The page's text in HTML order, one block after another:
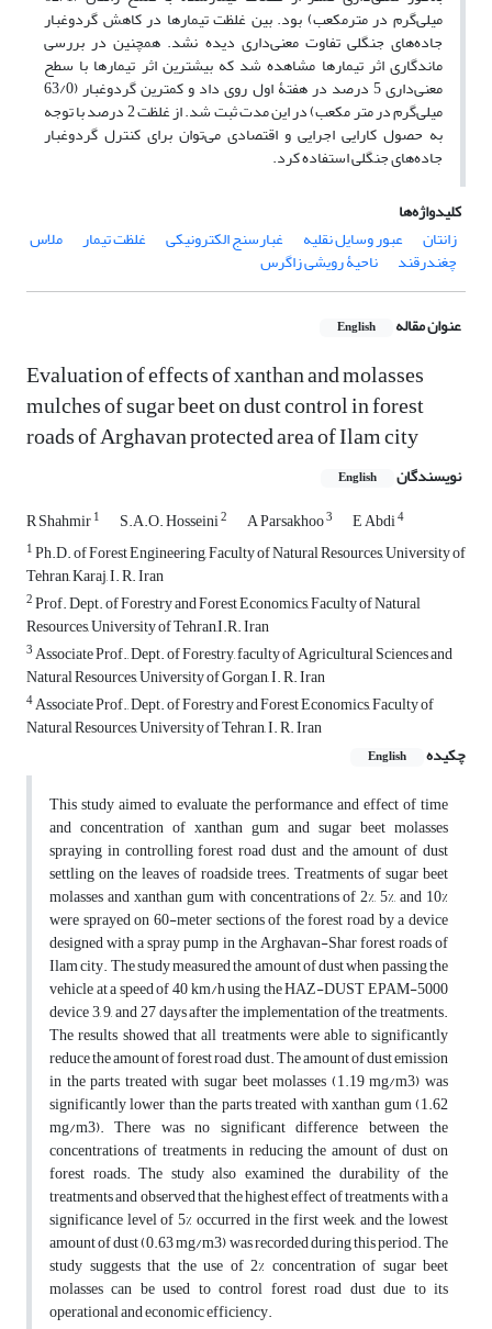
میلی‌گرم در مترمکعب) بود. بین غلظت تیمارها در کاهش گردوغبار
جاده‌های جنگلی تفاوت معنی‌داری دیده نشد. همچنین در بررسی
ماندگاری اثر تیمارها مشاهده شد که بیشترین اثر تیمارها با سطح
معنی‌داری 5 درصد در هفتۀ اول روی داد و کمترین گردوغبار (63/0
میلی‌گرم در متر مکعب) در این مدت ثبت شد. از غلظت 2 درصد با توجه
به حصول کارایی اجرایی و اقتصادی می‌توان برای کنترل گردوغبار
جاده‌های جنگلی استفاده کرد.
کلیدواژه‌ها
زانتان
عبور وسایل نقلیه غبارسنج الکترونیکی غلظت تیمار ملاس
چغندرقند ناحیۀ رویشی زاگرس
عنوان مقاله English
Evaluation of effects of xanthan and molasses
mulches of sugar beet on dust control in forest
roads of Arghavan protected area of Ilam city
نویسندگان English
R Shahmir1 S.A.O. Hosseini2 A Parsakhoo3 E Abdi4
1Ph.D. of Forest Engineering, Faculty of Natural Resources, University of
Tehran, Karaj, I. R. Iran
2Prof. Dept. of Forestry and Forest Economics, Faculty of Natural
Resources, University of Tehran,I.R. Iran
3Associate Prof., Dept. of Forestry, faculty of Agricultural Sciences and
Natural Resources, University of Gorgan, I. R. Iran
4Associate Prof., Dept. of Forestry and Forest Economics, Faculty of
Natural Resources, University of Tehran, I. R. Iran
چکیده
English
This study aimed to evaluate the performance and effect of time
and concentration of xanthan gum and sugar beet molasses
spraying in controlling forest road dust and the amount of dust
settling on the leaves of roadside trees. Treatments of sugar beet
molasses and xanthan gum with concentrations of 2%, 5%, and 10%
were sprayed on 60-meter sections of the forest road by a device
designed with a spray pump in the Arghavan-Shar forest roads of
Ilam city. The study measured the amount of dust when passing the
vehicle at a speed of 40 km/h using the HAZ-DUST EPAM-5000
device 3, 9, and 27 days after the implementation of the treatments.
The results showed that all treatments were able to significantly
reduce the amount of forest road dust. The amount of dust emission
in the parts treated with sugar beet molasses (1.19 mg/m3) was
significantly lower than the parts treated with xanthan gum (1.62
mg/m3). There was no significant difference between the
concentrations of treatments in reducing the amount of dust on
forest roads. The study also examined the durability of the
treatments and observed that the highest effect of treatments with a
significance level of 5% occurred in the first week, and the lowest
amount of dust (0.63 mg/m3) was recorded during this period. The
study suggests that the use of 2% concentration of sugar beet
molasses can be used to control forest road dust due to its
operational and economic efficiency.